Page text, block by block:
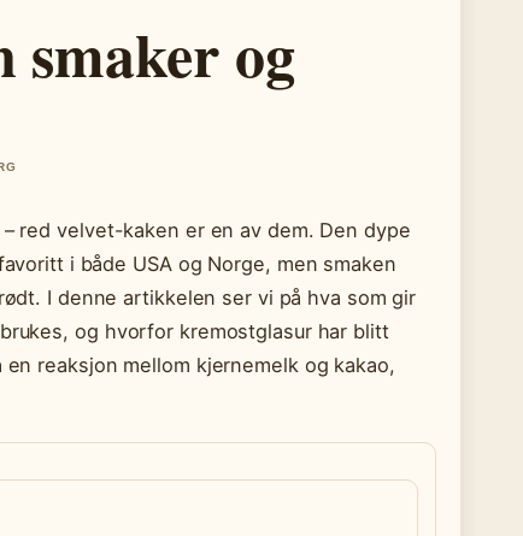
smaker og
red velvet-kaken er en av dem. Den dype
i både USA og Norge, men smaken
I denne artikkelen ser vi på hva som gir
og hvorfor kremostglasur har blitt
reaksjon mellom kjernemelk og kakao,